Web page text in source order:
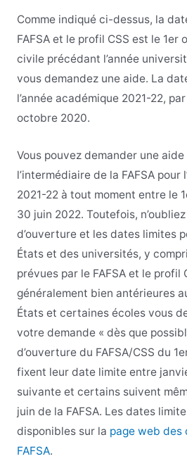
Comme indiqué ci-dessus, la
FAFSA et le profil CSS est le 1er
civile précédant l’année
vous demandez une aide. La
l’année académique 2021-22,
octobre 2020.
Vous pouvez demander une
l’intermédiaire de la FAFSA pour
2021-22 à tout moment entre le
30 juin 2022. Toutefois,
d’ouverture et les dates limites
États et des universités, y
prévues par le FAFSA et le profil
généralement bien antérieures
États et certaines écoles vous
votre demande « dès que
d’ouverture du FAFSA/CSS du
fixent leur date limite entre
suivante et certains suivent
juin de la FAFSA. Les dates
disponibles sur la page web des
FAFSA.